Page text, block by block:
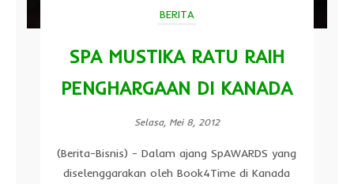
BERITA
SPA MUSTIKA RATU RAIH
PENGHARGAAN DI KANADA
Selasa, Mei 8, 2012
(Berita-Bisnis) - Dalam ajang SpAWARDS yang
diselenggarakan oleh Book4Time di Kanada